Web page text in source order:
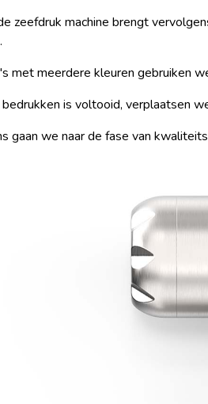
zeefdruk machine brengt
met meerdere kleuren gebruiken
is voltooid, verplaatsen
gaan we naar de fase van